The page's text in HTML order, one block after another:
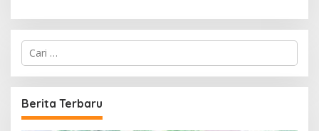
C
i
u
n
t
Berita Terbaru